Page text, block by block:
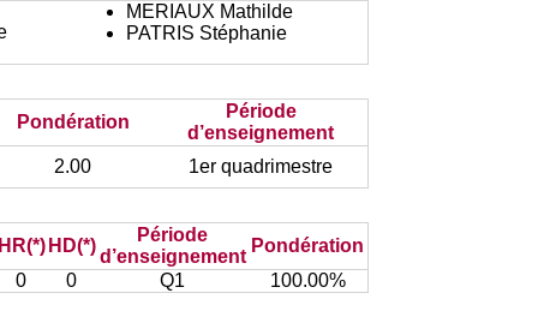
MERIAUX Mathilde
PATRIS Stéphanie
Pondération
Période
d’enseignement
2.00 1er quadrimestre
HR(*) HD(*)
Période
d’enseignement
Pondération
0 0 Q1 100.00%